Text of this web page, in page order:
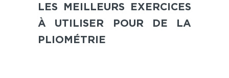
LES MEILLEURS EXERCICES
À UTILISER POUR DE LA
PLIOMÉTRIE